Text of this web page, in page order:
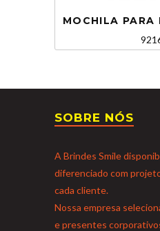
MOCHILA PARA
SOBRE NÓS
A Brindes Smile
diferenciado com
cada cliente.
Nossa empresa
e presentes